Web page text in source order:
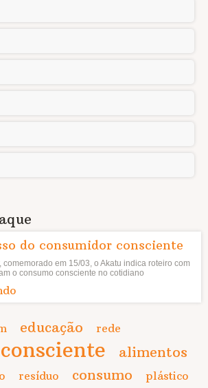
do consumidor consciente
comemorado em 15/03, o Akatu indica roteiro com
o consumo consciente no cotidiano
educação rede
alimentos
resíduo consumo plástico